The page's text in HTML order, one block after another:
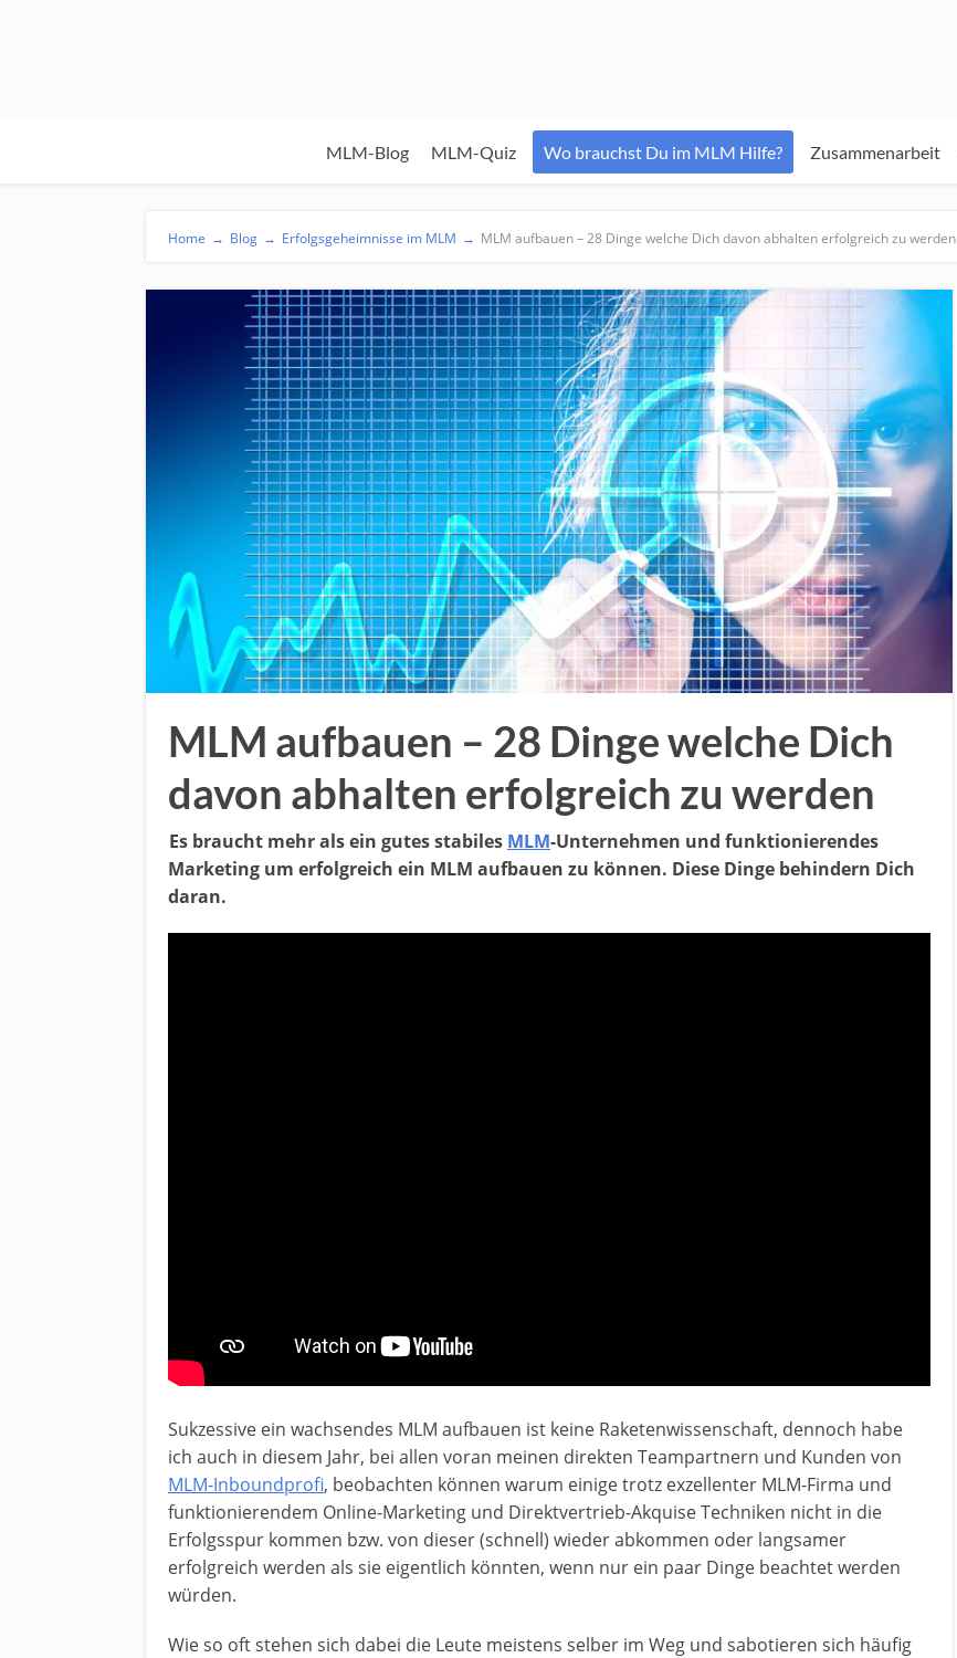
MLM-Blog MLM-Quiz Wo brauchst Du im MLM Hilfe? Zusammenarbeit
Home → Blog → Erfolgsgeheimnisse im MLM → MLM aufbauen – 28 Dinge welche Dich davon abhalten erfolgreich zu werden
MLM aufbauen – 28 Dinge welche Dich
davon abhalten erfolgreich zu werden
Es braucht mehr als ein gutes stabiles MLM-Unternehmen und funktionierendes
Marketing um erfolgreich ein MLM aufbauen zu können. Diese Dinge behindern Dich
daran.
Sukzessive ein wachsendes MLM aufbauen ist keine Raketenwissenschaft, dennoch habe
ich auch in diesem Jahr, bei allen voran meinen direkten Teampartnern und Kunden von
MLM-Inboundprofi, beobachten können warum einige trotz exzellenter MLM-Firma und
funktionierendem Online-Marketing und Direktvertrieb-Akquise Techniken nicht in die
Erfolgsspur kommen bzw. von dieser (schnell) wieder abkommen oder langsamer
erfolgreich werden als sie eigentlich könnten, wenn nur ein paar Dinge beachtet werden
würden.
Wie so oft stehen sich dabei die Leute meistens selber im Weg und sabotieren sich häufig